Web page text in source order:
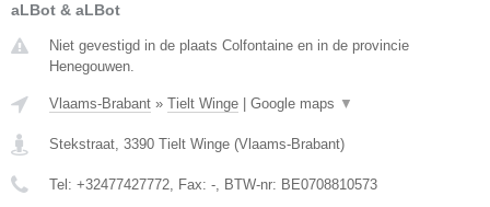
aLBot & aLBot
Niet gevestigd in de plaats Colfontaine en in de provincie
Henegouwen.
Vlaams-Brabant » Tielt Winge Google maps ▼
Stekstraat, 3390 Tielt Winge (Vlaams-Brabant)
Tel: +32477427772, Fax: -, BTW-nr: BE0708810573